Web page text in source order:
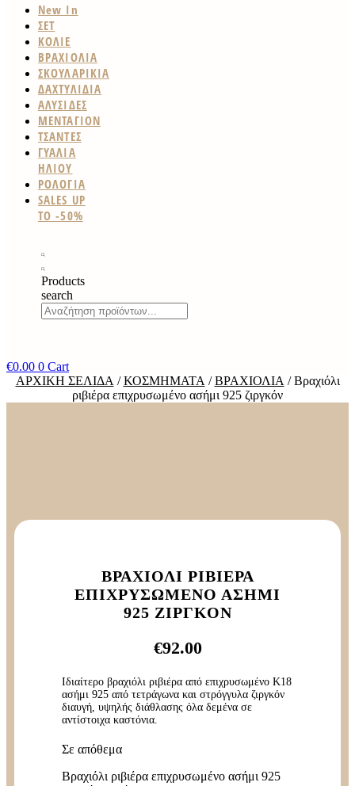
New In
ΣΕΤ
ΚΟΛΙΕ
ΒΡΑΧΙΟΛΙΑ
ΣΚΟΥΛΑΡΙΚΙΑ
ΔΑΧΤΥΛΙΔΙΑ
ΑΛΥΣΙΔΕΣ
ΜΕΝΤΑΓΙΟΝ
ΤΣΑΝΤΕΣ
ΓΥΑΛΙΑ
ΗΛΙΟΥ
ΡΟΛΟΓΙΑ
SALES UP
TO -50%
Products
search
€0.00 0 Cart
ΑΡΧΙΚΉ ΣΕΛΊΔΑ /ΚΟΣΜΉΜΑΤΑ /ΒΡΑΧΙΌΛΙΑ / Βραχιόλι
ριβιέρα επιχρυσωμένο ασήμι 925 ζιργκόν
ΒΡΑΧΙΌΛΙ ΡΙΒΙΈΡΑ
ΕΠΙΧΡΥΣΩΜΈΝΟ ΑΣΉΜΙ
925 ΖΙΡΓΚΌΝ
€92.00
Ιδιαίτερο βραχιόλι ριβιέρα από επιχρυσωμένο K18
ασήμι 925 από τετράγωνα και στρόγγυλα ζιργκόν
διαυγή, υψηλής διάθλασης όλα δεμένα σε
αντίστοιχα καστόνια.
Σε απόθεμα
Βραχιόλι ριβιέρα επιχρυσωμένο ασήμι 925